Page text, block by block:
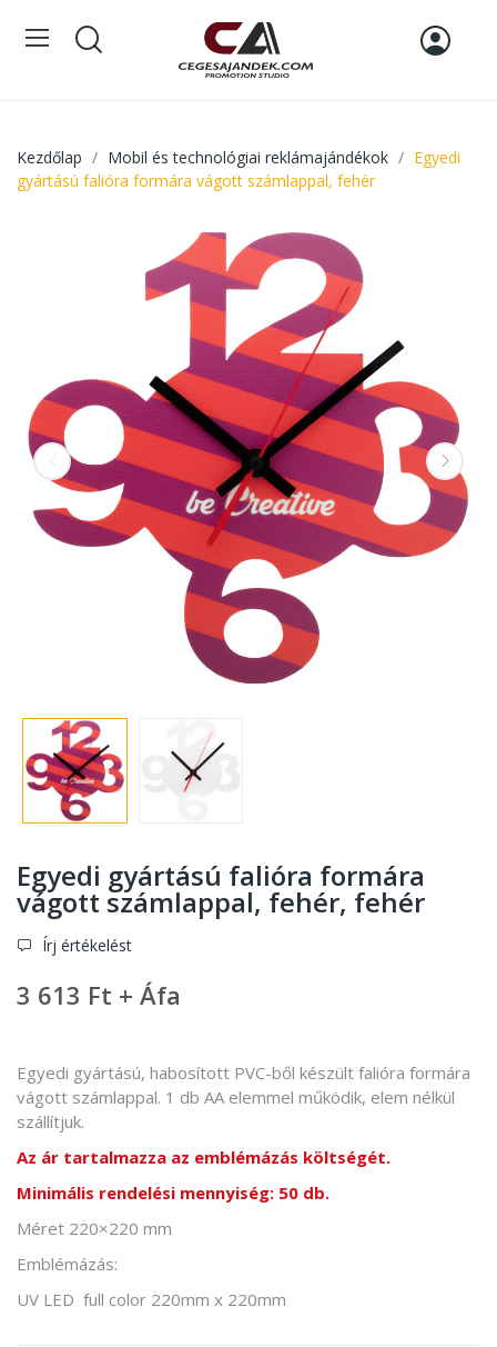
Kezdőlap Mobil és technológiai reklámajándékok
Egyedi
gyártású falióra formára vágott számlappal, fehér
Egyedi gyártású falióra formára
vágott számlappal, fehér, fehér
Írj értékelést
3 613 Ft + Áfa
Egyedi gyártású, habosított PVC-ből készült falióra formára
vágott számlappal. 1 db AA elemmel működik, elem nélkül
szállítjuk.
Az ár tartalmazza az emblémázás költségét.
Minimális rendelési mennyiség: 50 db.
Méret 220×220 mm
Emblémázás:
UV LED full color 220mm x 220mm